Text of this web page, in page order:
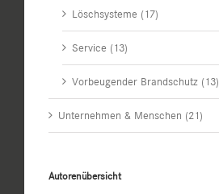
Löschsysteme (17)
Service (13)
Vorbeugender Brandschutz (13)
Unternehmen & Menschen (21)
Autorenübersicht